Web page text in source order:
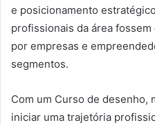
e posicionamento
profissionais da área
por empresas e
segmentos.
Com um Curso de desenho,
iniciar uma trajetória